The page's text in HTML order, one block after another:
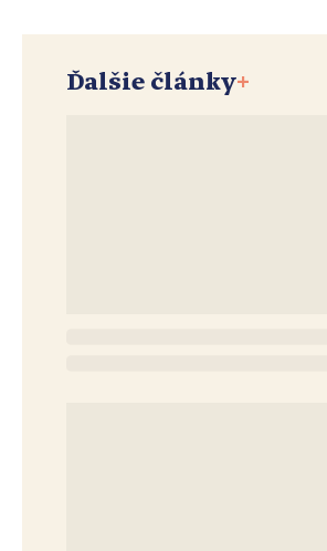
Ďalšie články+